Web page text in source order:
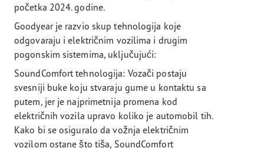
početka 2024. godine.
Goodyear je razvio skup tehnologija koje
odgovaraju i električnim vozilima i drugim
pogonskim sistemima, uključujući:
SoundComfort tehnologija: Vozači postaju
svesniji buke koju stvaraju gume u kontaktu sa
putem, jer je najprimetnija promena kod
električnih vozila upravo koliko je automobil tih.
Kako bi se osiguralo da vožnja električnim
vozilom ostane što tiša, SoundComfort